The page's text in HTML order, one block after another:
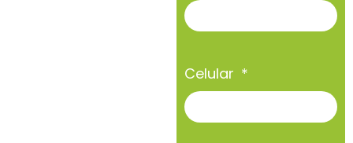
Celular